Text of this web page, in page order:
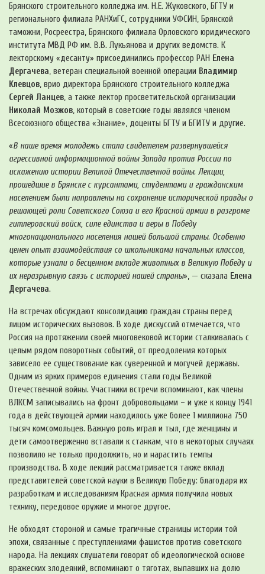
Брянского строительного колледжа им. Н.Е. Жуковского, БГТУ и
регионального филиала РАНХиГС, сотрудники УФСИН, Брянской
таможни, Росреестра, Брянского филиала Орловского юридического
института МВД РФ им. В.В. Лукьянова и других ведомств. К
лекторскому «десанту» присоединились профессор РАН Елена
Дергачева, ветеран специальной военной операции Владимир
Клевцов, врио директора Брянского строительного колледжа
Сергей Ланцев, а также лектор просветительской организации
Николай Мозжов, который в советские годы являлся членом
Всесоюзного общества «Знание», доценты БГТУ и БГИТУ и другие.
«В наше время молодежь стала свидетелем развернувшейся
агрессивной информационной войны Запада против России по
искажению истории Великой Отечественной войны. Лекции,
прошедшие в Брянске с курсантами, студентами и гражданским
населением были направлены на сохранение исторической правды о
решающей роли Советского Союза и его Красной армии в разгроме
гитлеровский войск, силе единства и веры в Победу
многонационального населения нашей большой страны. Особенно
ценен опыт взаимодействия со школьниками начальных классов,
которые узнали о бесценном вкладе животных в Великую Победу и
их неразрывную связь с историей нашей страны», — сказала Елена
Дергачева.
На встречах обсуждают консолидацию граждан страны перед
лицом исторических вызовов. В ходе дискуссий отмечается, что
Россия на протяжении своей многовековой истории сталкивалась с
целым рядом поворотных событий, от преодоления которых
зависело ее существование как суверенной и могучей державы.
Одним из ярких примеров единения стали годы Великой
Отечественной войны. Участники встречи вспоминают, как члены
ВЛКСМ записывались на фронт добровольцами – и уже к концу 1941
года в действующей армии находилось уже более 1 миллиона 750
тысяч комсомольцев. Важную роль играл и тыл, где женщины и
дети самоотверженно вставали к станкам, что в некоторых случаях
позволило не только продолжить, но и нарастить темпы
производства. В ходе лекций рассматривается также вклад
представителей советской науки в Великую Победу: благодаря их
разработкам и исследованиям Красная армия получила новых
технику, передовое оружие и многое другое.
Не обходят стороной и самые трагичные страницы истории той
эпохи, связанные с преступлениями фашистов против советского
народа. На лекциях слушатели говорят об идеологической основе
вражеских злодеяний, вспоминают о тяготах, выпавших на долю